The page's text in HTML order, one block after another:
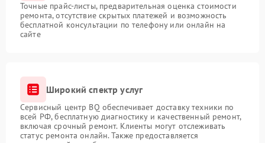
Точные прайс-листы, предварительная оценка стоимости
ремонта, отсутствие скрытых платежей и возможность
бесплатной консультации по телефону или онлайн на
сайте
Широкий спектр услуг
Сервисный центр BQ обеспечивает доставку техники по
всей РФ, бесплатную диагностику и качественный ремонт,
включая срочный ремонт. Клиенты могут отслеживать
статус ремонта онлайн. Также предоставляется